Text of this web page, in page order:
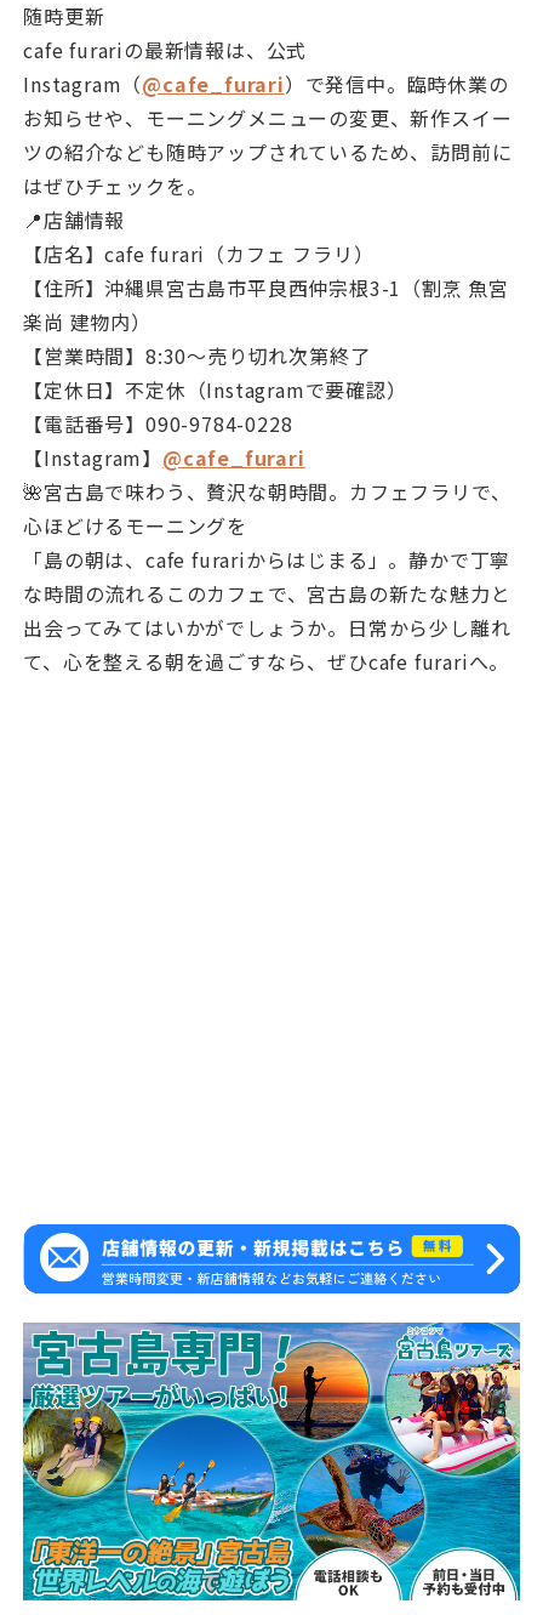
随時更新
cafe furariの最新情報は、公式
Instagram（@cafe_furari）で発信中。臨時休業の
お知らせや、モーニングメニューの変更、新作スイー
ツの紹介なども随時アップされているため、訪問前に
はぜひチェックを。
📍店舗情報
【店名】cafe furari（カフェ フラリ）
【住所】沖縄県宮古島市平良西仲宗根3-1（割烹 魚宮
楽尚 建物内）
【営業時間】8:30〜売り切れ次第終了
【定休日】不定休（Instagramで要確認）
【電話番号】090-9784-0228
【Instagram】 @cafe_furari
🌺宮古島で味わう、贅沢な朝時間。カフェフラリで、
心ほどけるモーニングを
「島の朝は、cafe furariからはじまる」。静かで丁寧
な時間の流れるこのカフェで、宮古島の新たな魅力と
出会ってみてはいかがでしょうか。日常から少し離れ
て、心を整える朝を過ごすなら、ぜひcafe furariへ。